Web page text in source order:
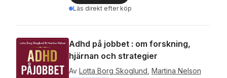
Läs direkt efter köp
Adhd på jobbet : om forskning,
hjärnan och strategier
Av Lotta Borg Skoglund Martina Nelson